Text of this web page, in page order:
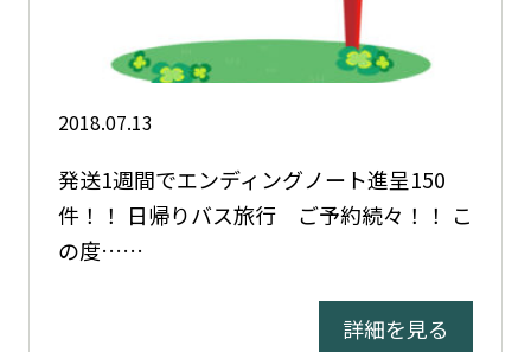
2018.07.13
発送1週間でエンディングノート進呈150
件！！ 日帰りバス旅行 ご予約続々！！ こ
の度……
詳細を見る